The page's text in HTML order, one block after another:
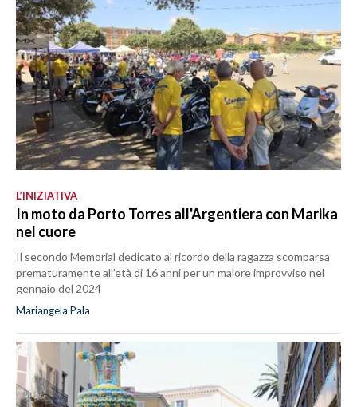
L’INIZIATIVA
In moto da Porto Torres all'Argentiera con Marika
nel cuore
Il secondo Memorial dedicato al ricordo della ragazza scomparsa
prematuramente all’età di 16 anni per un malore improvviso nel
gennaio del 2024
Mariangela Pala